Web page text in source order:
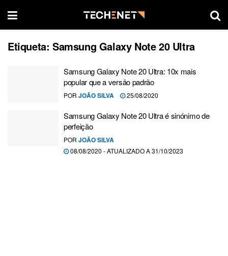
Etiqueta: Samsung Galaxy Note 20 Ultra
Samsung Galaxy Note 20 Ultra: 10x mais
popular que a versão padrão
POR JOÃO SILVA 25/08/2020
Samsung Galaxy Note 20 Ultra é sinónimo de
perfeição
POR JOÃO SILVA
08/08/2020 - ATUALIZADO A 31/10/2023